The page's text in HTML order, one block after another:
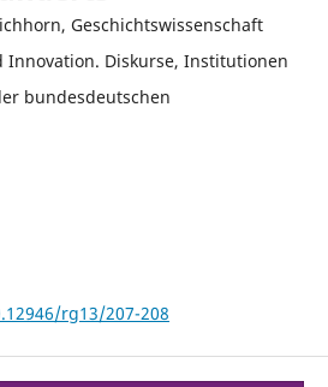
Geschichtswissenschaft
Innovation. Diskurse, Institutionen
bundesdeutschen
rg13/207-208